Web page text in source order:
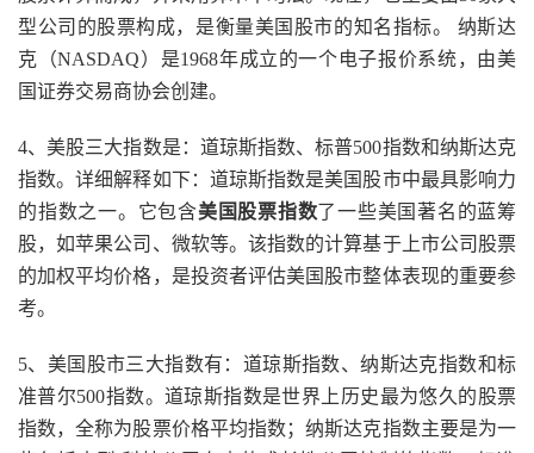
型公司的股票构成，是衡量美国股市的知名指标。 纳斯达
克（NASDAQ）是1968年成立的一个电子报价系统，由美
国证券交易商协会创建。
4、美股三大指数是：道琼斯指数、标普500指数和纳斯达克
指数。详细解释如下：道琼斯指数是美国股市中最具影响力
的指数之一。它包含美国股票指数了一些美国著名的蓝筹
股，如苹果公司、微软等。该指数的计算基于上市公司股票
的加权平均价格，是投资者评估美国股市整体表现的重要参
考。
5、美国股市三大指数有：道琼斯指数、纳斯达克指数和标
准普尔500指数。道琼斯指数是世界上历史最为悠久的股票
指数，全称为股票价格平均指数；纳斯达克指数主要是为一